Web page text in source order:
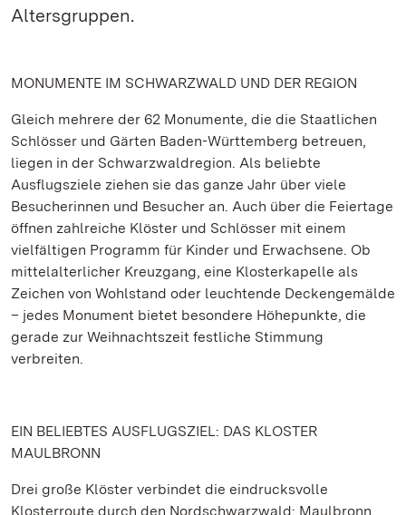
Altersgruppen.
MONUMENTE IM SCHWARZWALD UND DER REGION
Gleich mehrere der 62 Monumente, die die Staatlichen
Schlösser und Gärten Baden-Württemberg betreuen,
liegen in der Schwarzwaldregion. Als beliebte
Ausflugsziele ziehen sie das ganze Jahr über viele
Besucherinnen und Besucher an. Auch über die Feiertage
öffnen zahlreiche Klöster und Schlösser mit einem
vielfältigen Programm für Kinder und Erwachsene. Ob
mittelalterlicher Kreuzgang, eine Klosterkapelle als
Zeichen von Wohlstand oder leuchtende Deckengemälde
– jedes Monument bietet besondere Höhepunkte, die
gerade zur Weihnachtszeit festliche Stimmung
verbreiten.
EIN BELIEBTES AUSFLUGSZIEL: DAS KLOSTER
MAULBRONN
Drei große Klöster verbindet die eindrucksvolle
Klosterroute durch den Nordschwarzwald: Maulbronn,